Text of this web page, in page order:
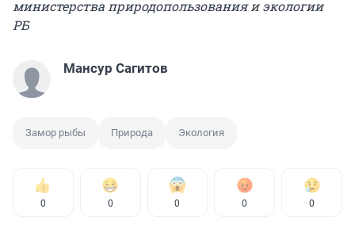
министерства природопользования и экологии
РБ
Мансур Сагитов
Замор рыбы Природа Экология
0 0 0 0 0